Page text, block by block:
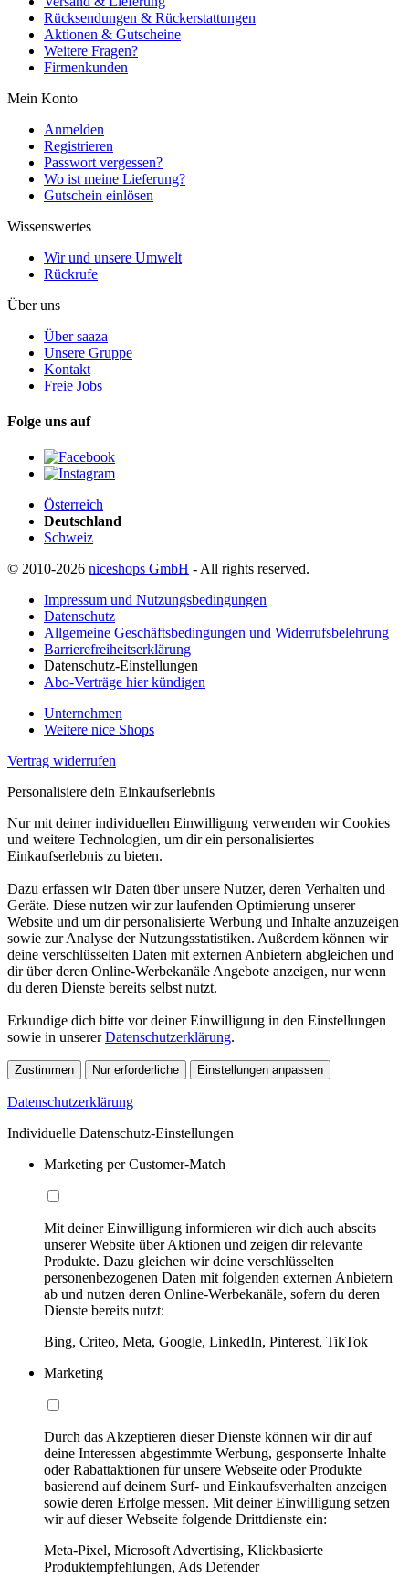
Rücksendungen & Rückerstattungen
Aktionen & Gutscheine
Weitere Fragen?
Firmenkunden
Mein Konto
Anmelden
Registrieren
Passwort vergessen?
Wo ist meine Lieferung?
Gutschein einlösen
Wissenswertes
Wir und unsere Umwelt
Rückrufe
Über uns
Über saaza
Unsere Gruppe
Kontakt
Freie Jobs
Folge uns auf
Österreich
Deutschland
Schweiz
© 2010-2026 niceshops GmbH - All rights reserved.
Impressum und Nutzungsbedingungen
Datenschutz
Allgemeine Geschäftsbedingungen und Widerrufsbelehrung
Barrierefreiheitserklärung
Datenschutz-Einstellungen
Abo-Verträge hier kündigen
Unternehmen
Weitere nice Shops
Vertrag widerrufen
Personalisiere dein Einkaufserlebnis
Nur mit deiner individuellen Einwilligung verwenden wir Cookies
und weitere Technologien, um dir ein personalisiertes
Einkaufserlebnis zu bieten.
Dazu erfassen wir Daten über unsere Nutzer, deren Verhalten und
Geräte. Diese nutzen wir zur laufenden Optimierung unserer
Website und um dir personalisierte Werbung und Inhalte anzuzeigen
sowie zur Analyse der Nutzungsstatistiken. Außerdem können wir
deine verschlüsselten Daten mit externen Anbietern abgleichen und
dir über deren Online-Werbekanäle Angebote anzeigen, nur wenn
du deren Dienste bereits selbst nutzt.
Erkundige dich bitte vor deiner Einwilligung in den Einstellungen
sowie in unsererDatenschutzerklärung.
Zustimmen Nur erforderliche Einstellungen anpassen
Datenschutzerklärung
Individuelle Datenschutz-Einstellungen
Marketing per Customer-Match
Mit deiner Einwilligung informieren wir dich auch abseits
unserer Website über Aktionen und zeigen dir relevante
Produkte. Dazu gleichen wir deine verschlüsselten
personenbezogenen Daten mit folgenden externen Anbietern
ab und nutzen deren Online-Werbekanäle, sofern du deren
Dienste bereits nutzt:
Bing, Criteo, Meta, Google, LinkedIn, Pinterest, TikTok
Marketing
Durch das Akzeptieren dieser Dienste können wir dir auf
deine Interessen abgestimmte Werbung, gesponserte Inhalte
oder Rabattaktionen für unsere Webseite oder Produkte
basierend auf deinem Surf- und Einkaufsverhalten anzeigen
sowie deren Erfolge messen. Mit deiner Einwilligung setzen
wir auf dieser Webseite folgende Drittdienste ein:
Meta-Pixel, Microsoft Advertising, Klickbasierte
Produktempfehlungen, Ads Defender